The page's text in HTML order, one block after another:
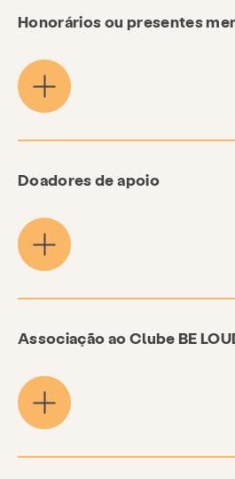
Honorários ou presentes
Doadores de apoio
Associação ao Clube BE